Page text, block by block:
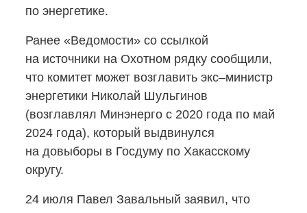
по энергетике.
Ранее «Ведомости» со ссылкой
на источники на Охотном рядку сообщили,
что комитет может возглавить экс–министр
энергетики Николай Шульгинов
(возглавлял Минэнерго с 2020 года по май
2024 года), который выдвинулся
на довыборы в Госдуму по Хакасскому
округу.
24 июля Павел Завальный заявил, что